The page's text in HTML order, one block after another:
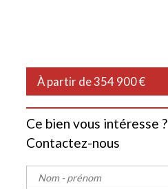
À partir de 354 900 €
Ce bien vous intéresse ?
Contactez-nous